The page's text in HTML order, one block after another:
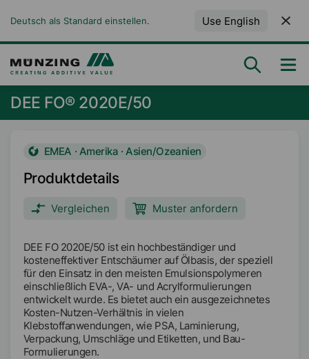
Deutsch als Standard einstellen. Use English
DEE FO® 2020E/50
EMEA · Amerika · Asien/Ozeanien
Produktdetails
Vergleichen Muster anfordern
DEE FO 2020E/50 ist ein hochbeständiger und
kosteneffektiver Entschäumer auf Ölbasis, der speziell
für den Einsatz in den meisten Emulsionspolymeren
einschließlich EVA-, VA- und Acrylformulierungen
entwickelt wurde. Es bietet auch ein ausgezeichnetes
Kosten-Nutzen-Verhältnis in vielen
Klebstoffanwendungen, wie PSA, Laminierung,
Verpackung, Umschläge und Etiketten, und Bau-
Formulierungen.